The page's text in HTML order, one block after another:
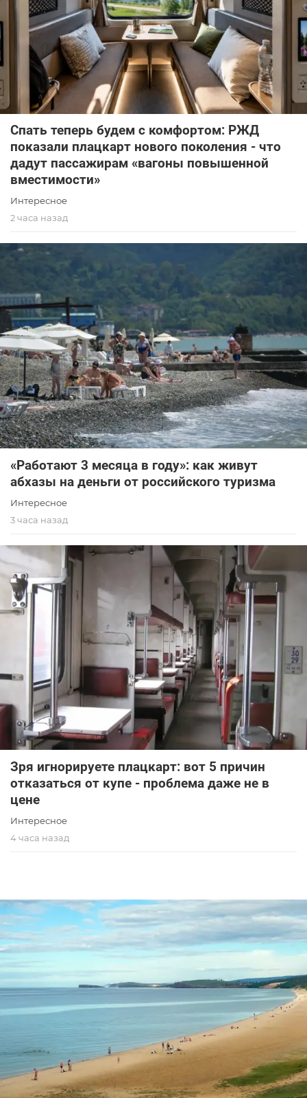
Спать теперь будем с комфортом: РЖД
показали плацкарт нового поколения - что
дадут пассажирам «вагоны повышенной
вместимости»
Интересное
2 часа назад
«Работают 3 месяца в году»: как живут
абхазы на деньги от российского туризма
Интересное
3 часа назад
Зря игнорируете плацкарт: вот 5 причин
отказаться от купе - проблема даже не в
цене
Интересное
4 часа назад